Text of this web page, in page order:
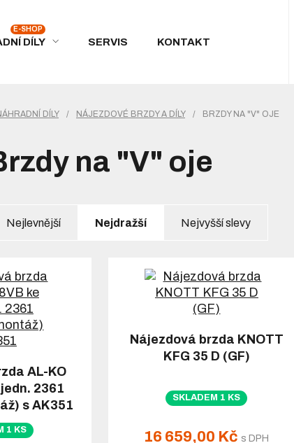
DÍLY SERVIS KONTAKT
DÍLY / NÁJEZDOVÉ BRZDY A DÍLY / BRZDY NA "V" OJE
na "V" oje
Nejlevnější Nejdražší Nejvyšší slevy
AL-KO
2361
s AK351
1 KS
Nájezdová brzda KNOTT
KFG 35 D (GF)
SKLADEM 1 KS
16 659,00 Kč s DPH